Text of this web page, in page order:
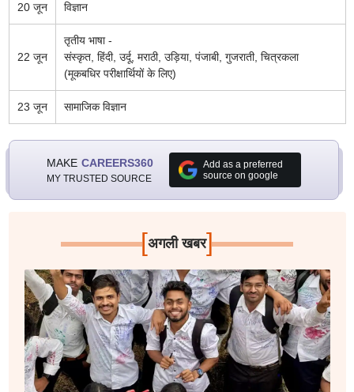
20 जून विज्ञान
22 जून
तृतीय भाषा -
संस्कृत, हिंदी, उर्दू, मराठी, उड़िया, पंजाबी, गुजराती, चित्रकला
(मूकबधिर परीक्षार्थियों के लिए)
23 जून सामाजिक विज्ञान
MAKE CAREERS360
MY TRUSTED SOURCE
Add as a preferred
source on google
[अगली खबर]